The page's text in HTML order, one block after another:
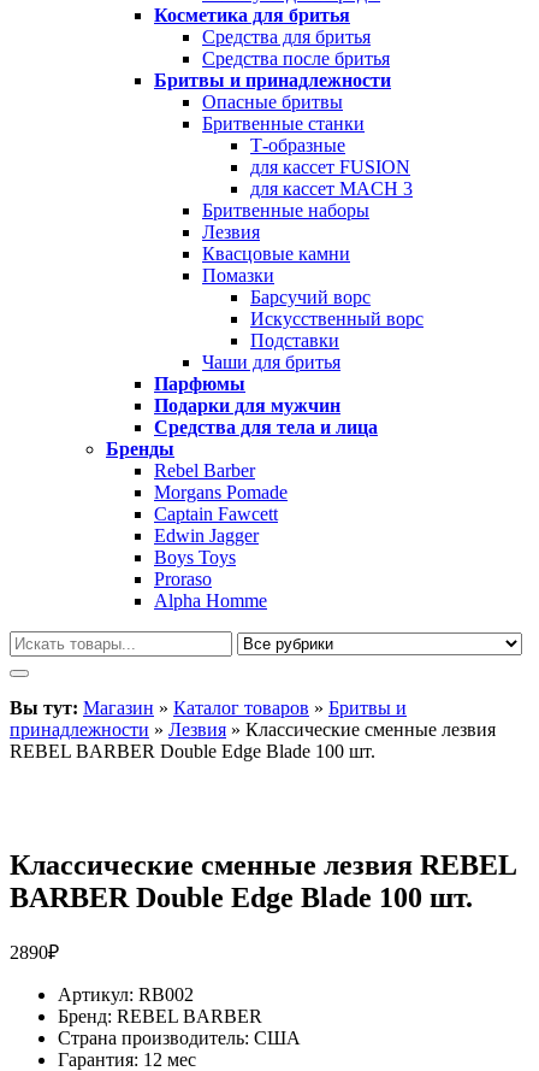
Косметика для бритья
Средства для бритья
Средства после бритья
Бритвы и принадлежности
Опасные бритвы
Бритвенные станки
Т-образные
для кассет FUSION
для кассет MACH 3
Бритвенные наборы
Лезвия
Квасцовые камни
Помазки
Барсучий ворс
Искусственный ворс
Подставки
Чаши для бритья
Парфюмы
Подарки для мужчин
Средства для тела и лица
Бренды
Rebel Barber
Morgans Pomade
Captain Fawcett
Edwin Jagger
Boys Toys
Proraso
Alpha Homme
Вы тут: Магазин » Каталог товаров » Бритвы и
принадлежности » Лезвия » Классические сменные лезвия
REBEL BARBER Double Edge Blade 100 шт.
Классические сменные лезвия REBEL
BARBER Double Edge Blade 100 шт.
2890₽
Артикул: RB002
Бренд: REBEL BARBER
Страна производитель: США
Гарантия: 12 мес